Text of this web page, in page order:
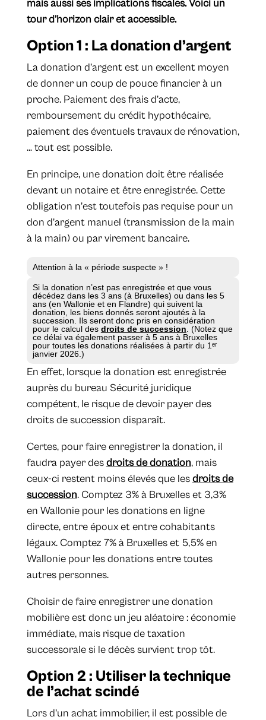
mais aussi ses implications fiscales. Voici un
tour d’horizon clair et accessible.
Option 1 : La donation d’argent
La donation d’argent est un excellent moyen
de donner un coup de pouce financier à un
proche. Paiement des frais d’acte,
remboursement du crédit hypothécaire,
paiement des éventuels travaux de rénovation,
… tout est possible.
En principe, une donation doit être réalisée
devant un notaire et être enregistrée. Cette
obligation n’est toutefois pas requise pour un
don d’argent manuel (transmission de la main
à la main) ou par virement bancaire.
Attention à la « période suspecte » !
Si la donation n’est pas enregistrée et que vous
décédez dans les 3 ans (à Bruxelles) ou dans les 5
ans (en Wallonie et en Flandre) qui suivent la
donation, les biens donnés seront ajoutés à la
succession. Ils seront donc pris en considération
pour le calcul des droits de succession . (Notez que
ce délai va également passer à 5 ans à Bruxelles
pour toutes les donations réalisées à partir du 1ᵉʳ
janvier 2026.)
En effet, lorsque la donation est enregistrée
auprès du bureau Sécurité juridique
compétent, le risque de devoir payer des
droits de succession disparaît.
Certes, pour faire enregistrer la donation, il
faudra payer desdroits de donation, mais
ceux-ci restent moins élevés que lesdroits de
succession. Comptez 3% à Bruxelles et 3,3%
en Wallonie pour les donations en ligne
directe, entre époux et entre cohabitants
légaux. Comptez 7% à Bruxelles et 5,5% en
Wallonie pour les donations entre toutes
autres personnes.
Choisir de faire enregistrer une donation
mobilière est donc un jeu aléatoire : économie
immédiate, mais risque de taxation
successorale si le décès survient trop tôt.
Option 2 : Utiliser la technique
de l’achat scindé
Lors d’un achat immobilier, il est possible de